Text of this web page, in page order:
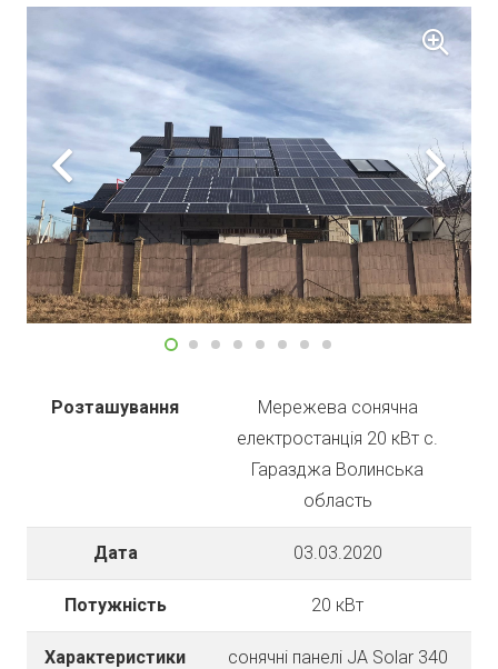
Розташування
Мережева сонячна
електростанція 20 кВт с.
Гаразджа Волинська
область
Дата 03.03.2020
Потужність 20 кВт
Характеристики
cонячні панелі JA Solar 340